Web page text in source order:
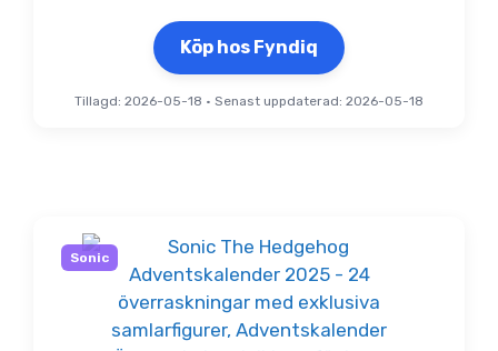
Köp hos Fyndiq
Tillagd: 2026-05-18 • Senast uppdaterad: 2026-05-18
Sonic